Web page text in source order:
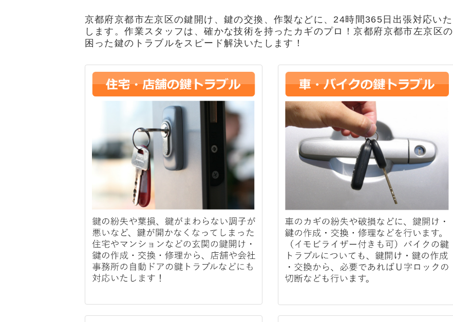
京都府京都市左京区の鍵開け、鍵の交換、作製などに、24時間365日出張対応いた
します。作業スタッフは、確かな技術を持ったカギのプロ！京都府京都市左京区の
困った鍵のトラブルをスピード解決いたします！